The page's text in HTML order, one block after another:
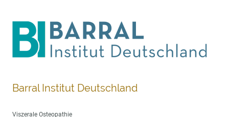
Barral Institut Deutschland
Viszerale Osteopathie